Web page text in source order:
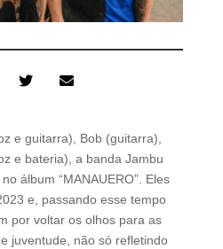
e guitarra), Bob (guitarra),
e bateria), a banda Jambu
álbum “MANAUERO”. Eles
e, passando esse tempo
por voltar os olhos para as
juventude, não só refletindo